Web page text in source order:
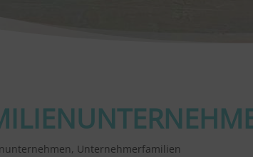
, Unternehmerfamilien